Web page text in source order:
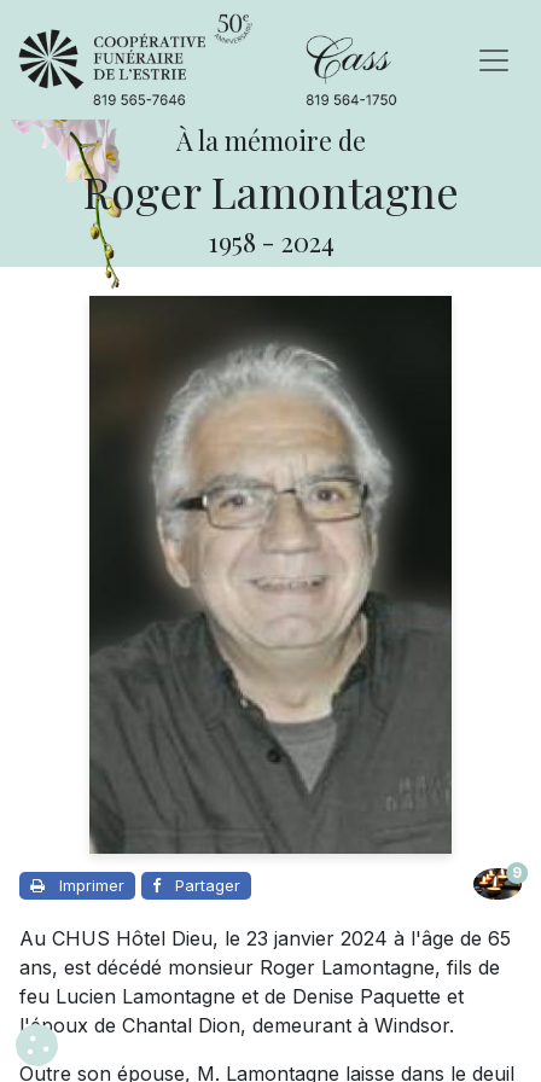
À la mémoire de
Roger Lamontagne
1958 - 2024
Imprimer Partager
9
Au CHUS Hôtel Dieu, le 23 janvier 2024 à l'âge de 65
ans, est décédé monsieur Roger Lamontagne, fils de
feu Lucien Lamontagne et de Denise Paquette et
l'époux de Chantal Dion, demeurant à Windsor.
Outre son épouse, M. Lamontagne laisse dans le deuil